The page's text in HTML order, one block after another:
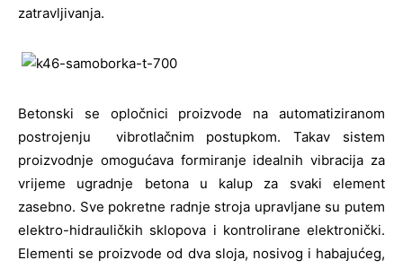
zatravljivanja.
Betonski se opločnici proizvode na automatiziranom
postrojenju vibrotlačnim postupkom. Takav sistem
proizvodnje omogućava formiranje idealnih vibracija za
vrijeme ugradnje betona u kalup za svaki element
zasebno. Sve pokretne radnje stroja upravljane su putem
elektro-hidrauličkih sklopova i kontrolirane elektronički.
Elementi se proizvode od dva sloja, nosivog i habajućeg,